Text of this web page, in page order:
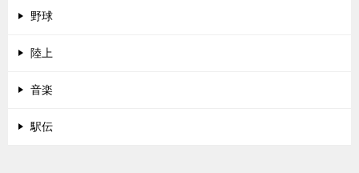
野球
陸上
音楽
駅伝